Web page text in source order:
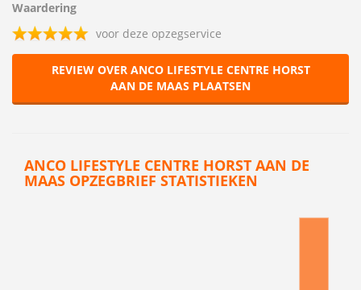
Waardering
voor deze opzegservice
REVIEW OVER ANCO LIFESTYLE CENTRE HORST
AAN DE MAAS PLAATSEN
ANCO LIFESTYLE CENTRE HORST AAN DE
MAAS OPZEGBRIEF STATISTIEKEN